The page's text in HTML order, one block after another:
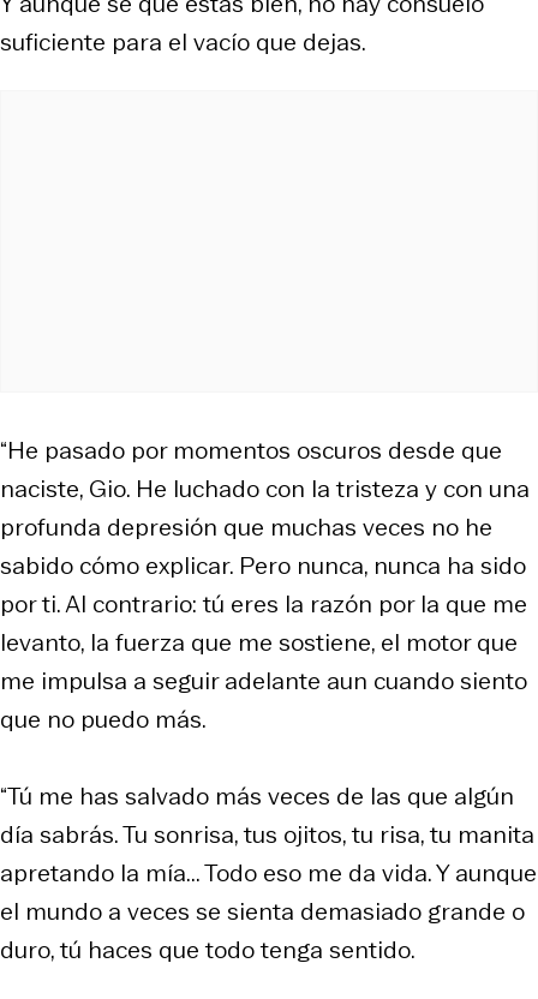
suficiente para el vacío que dejas.
“He pasado por momentos oscuros desde que
naciste, Gio. He luchado con la tristeza y con una
profunda depresión que muchas veces no he
sabido cómo explicar. Pero nunca, nunca ha sido
por ti. Al contrario: tú eres la razón por la que me
levanto, la fuerza que me sostiene, el motor que
me impulsa a seguir adelante aun cuando siento
que no puedo más.
“Tú me has salvado más veces de las que algún
día sabrás. Tu sonrisa, tus ojitos, tu risa, tu manita
apretando la mía... Todo eso me da vida. Y aunque
el mundo a veces se sienta demasiado grande o
duro, tú haces que todo tenga sentido.